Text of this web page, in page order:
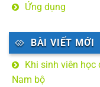
Ứng dụng
BÀI VIẾT MỚI
Khi sinh viên học
Nam bộ